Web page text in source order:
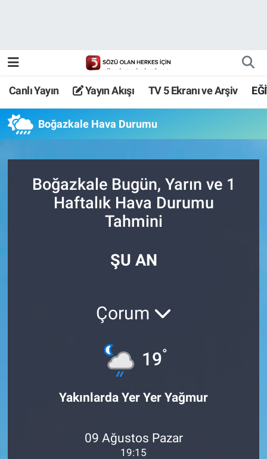
Canlı Yayın Yayın Akışı TV 5 Ekranı ve Arşiv
Boğazkale Hava Durumu
Boğazkale Bugün, Yarın ve 1
Haftalık Hava Durumu
Tahmini
ŞU AN
Çorum
19°
Yakınlarda Yer Yer Yağmur
09 Ağustos Pazar
19:15
TV 5 Ekranı ve Arşiv